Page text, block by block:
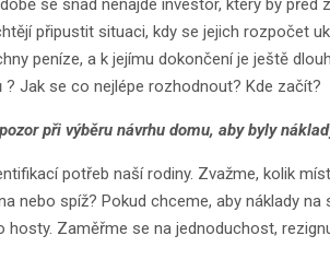
se snad nenajde investor, který by před
připustit situaci, kdy se jejich rozpočet
peníze, a k jejímu dokončení je ještě
? Jak se co nejlépe rozhodnout? Kde začít?
při výběru návrhu domu, aby byly
potřeb naší rodiny. Zvažme, kolik
nebo spíž? Pokud chceme, aby náklady
hosty. Zaměřme se na jednoduchost,